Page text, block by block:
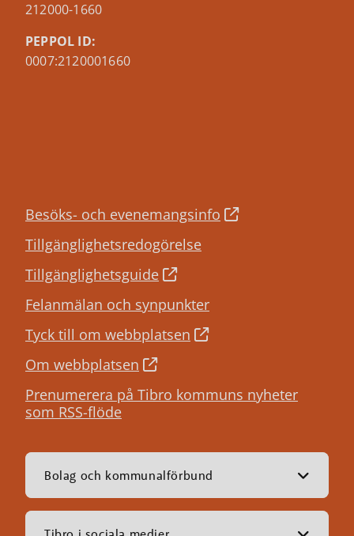
212000-1660
PEPPOL ID:
0007:2120001660
Besöks- och evenemangsinfo
Tillgänglighetsredogörelse
Tillgänglighetsguide
Felanmälan och synpunkter
Tyck till om webbplatsen
Om webbplatsen
Prenumerera på Tibro kommuns nyheter
som RSS-flöde
Bolag och kommunalförbund